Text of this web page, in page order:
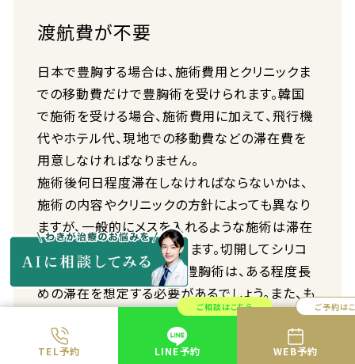
TEL予約
ご相談はこちら
LINE予約
ご予約は
WEB予約
渡航費が不要
日本で豊胸する場合は、施術費用とクリニックま
での移動費だけで豊胸術を受けられます。韓国
で施術を受ける場合、施術費用に加えて、飛行機
代やホテル代、現地での移動費などの滞在費を
用意しなければなりません。
施術後何日程度滞在しなければならないかは、
施術の内容やクリニックの方針によっても異なり
ますが、一般的にメスを入れるような施術は滞在
日数が長くなる傾向にあります。切開してシリコ
ンバッグを入れるバッグ式豊胸術は、ある程度長
めの滞在を想定する必要があるでしょう。また、も
しトラブルが起きた場合は帰りの飛行機を取り直
したり、滞在日数を伸ばしたりしなければならな
い可能性も出てきます。